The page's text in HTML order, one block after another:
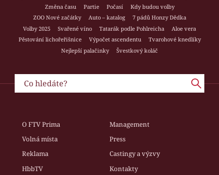
Změna času
Partie Počasí
Kdy budou volby
ZOO Nové začátky
Auto – katalog
7 pádů Honzy Dědka
Volby 2025
Svařené víno Tatarák podle Pohlreicha
Aloe vera
Pěstování lichořeřišnice
Výpočet ascendentu
Tvarohové knedlíky
Nejlepší palačinky
Švestkový koláč
O FTV Prima
Management
Volná místa
Press
Reklama
Castingy a výzvy
HbbTV
Kontakty